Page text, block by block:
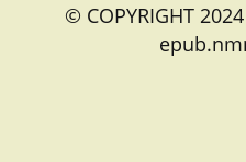
© COPYRIGHT